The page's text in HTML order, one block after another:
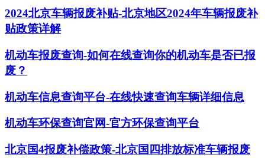
2024北京车辆报废补贴-北京地区2024年车辆报废补
贴政策详解
机动车报废查询-如何在线查询你的机动车是否已报
废？
机动车信息查询平台-在线快速查询车辆详细信息
机动车环保查询官网-官方环保查询平台
北京国4报废补偿政策-北京国四排放标准车辆报废